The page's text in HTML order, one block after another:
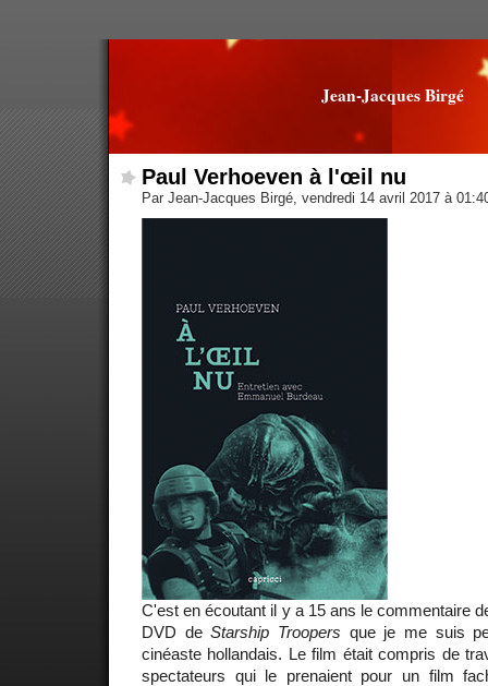
Jean-Jacques Birgé
Paul Verhoeven à l'œil nu
Par Jean-Jacques Birgé, vendredi 14 avril 2017 à
C'est en écoutant il y a 15 ans le commentaire
DVD deStarship Troopers que je me suis
cinéaste hollandais. Le film était compris de
spectateurs qui le prenaient pour un film